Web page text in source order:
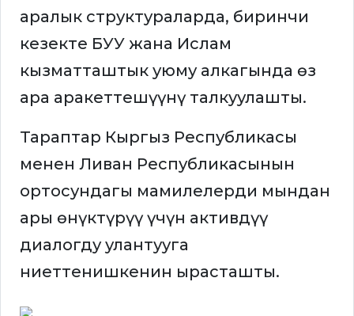
аралык структураларда, биринчи
кезекте БУУ жана Ислам
кызматташтык уюму алкагында өз
ара аракеттешүүнү талкуулашты.
Тараптар Кыргыз Республикасы
менен Ливан Республикасынын
ортосундагы мамилелерди мындан
ары өнүктүрүү үчүн активдүү
диалогду улантууга
ниеттенишкенин ырасташты.